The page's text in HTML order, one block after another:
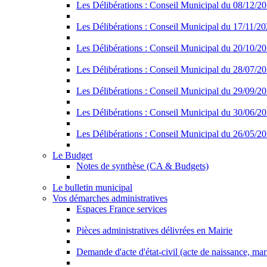
Les Délibérations : Conseil Municipal du 08/12/
Les Délibérations : Conseil Municipal du 17/11/
Les Délibérations : Conseil Municipal du 20/10/
Les Délibérations : Conseil Municipal du 28/07/
Les Délibérations : Conseil Municipal du 29/09/
Les Délibérations : Conseil Municipal du 30/06/
Les Délibérations : Conseil Municipal du 26/05/
Le Budget
Notes de synthèse (CA & Budgets)
Le bulletin municipal
Vos démarches administratives
Espaces France services
Pièces administratives délivrées en Mairie
Demande d'acte d'état-civil (acte de naissance,